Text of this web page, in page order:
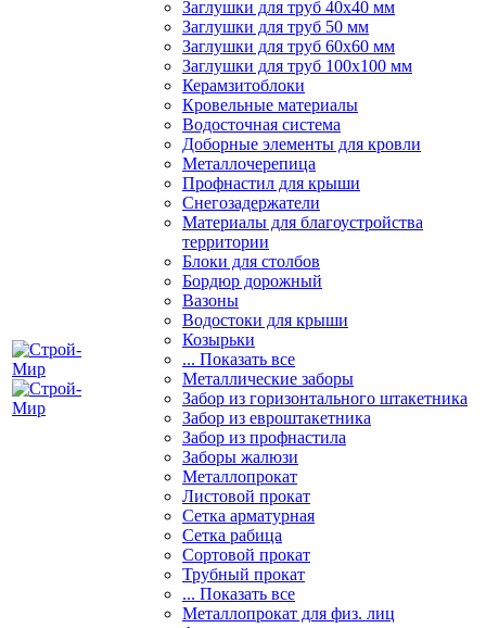
Заглушки для труб 40х40 мм
Заглушки для труб 50 мм
Заглушки для труб 60х60 мм
Заглушки для труб 100х100 мм
Керамзитоблоки
Кровельные материалы
Водосточная система
Доборные элементы для кровли
Металлочерепица
Профнастил для крыши
Снегозадержатели
Материалы для благоустройства
территории
Блоки для столбов
Бордюр дорожный
Вазоны
Водостоки для крыши
Козырьки
... Показать все
Металлические заборы
Забор из горизонтального штакетника
Забор из евроштакетника
Забор из профнастила
Заборы жалюзи
Металлопрокат
Листовой прокат
Сетка арматурная
Сетка рабица
Сортовой прокат
Трубный прокат
... Показать все
Металлопрокат для физ. лиц